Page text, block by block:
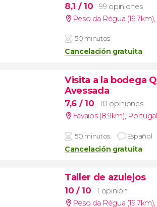
8,1 / 10
99 opiniones
Peso da Régua (19.7km)
50 minutos
Cancelación gratuita
Visita a la bodega
Avessada
7,6 / 10
10 opiniones
Favaios (8.9km), Portugal
50 minutos Español
Cancelación gratuita
Taller de azulejos
10 / 10
1 opinión
Peso da Régua (19.7km)